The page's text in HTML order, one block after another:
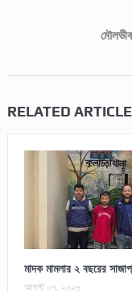
RELATED
মাদক মামলার ২ বছরের
আগস্ট ০৭, ২০২৬